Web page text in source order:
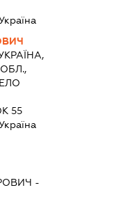
55
-